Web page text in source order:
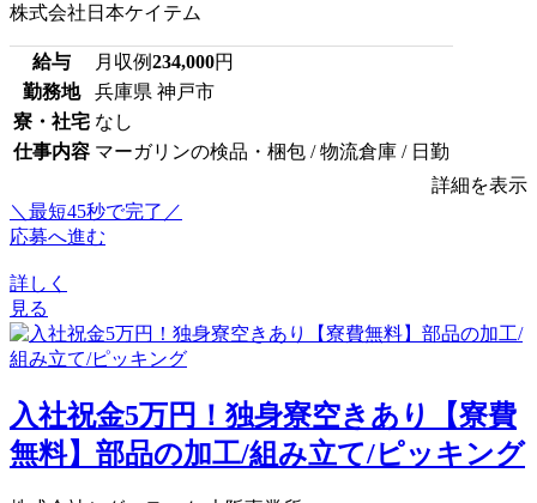
株式会社日本ケイテム
給与 月収例234,000円
勤務地
兵庫県 神戸市
寮・社宅 なし
仕事内容 マーガリンの検品・梱包 / 物流倉庫 / 日勤
詳細を表示
＼最短45秒で完了／
応募へ進む
詳しく
見る
入社祝金5万円！独身寮空きあり【寮費
無料】部品の加工/組み立て/ピッキング